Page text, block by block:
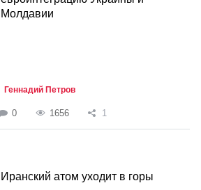
Молдавии
Геннадий Петров
0 1656 1
Иранский атом уходит в горы